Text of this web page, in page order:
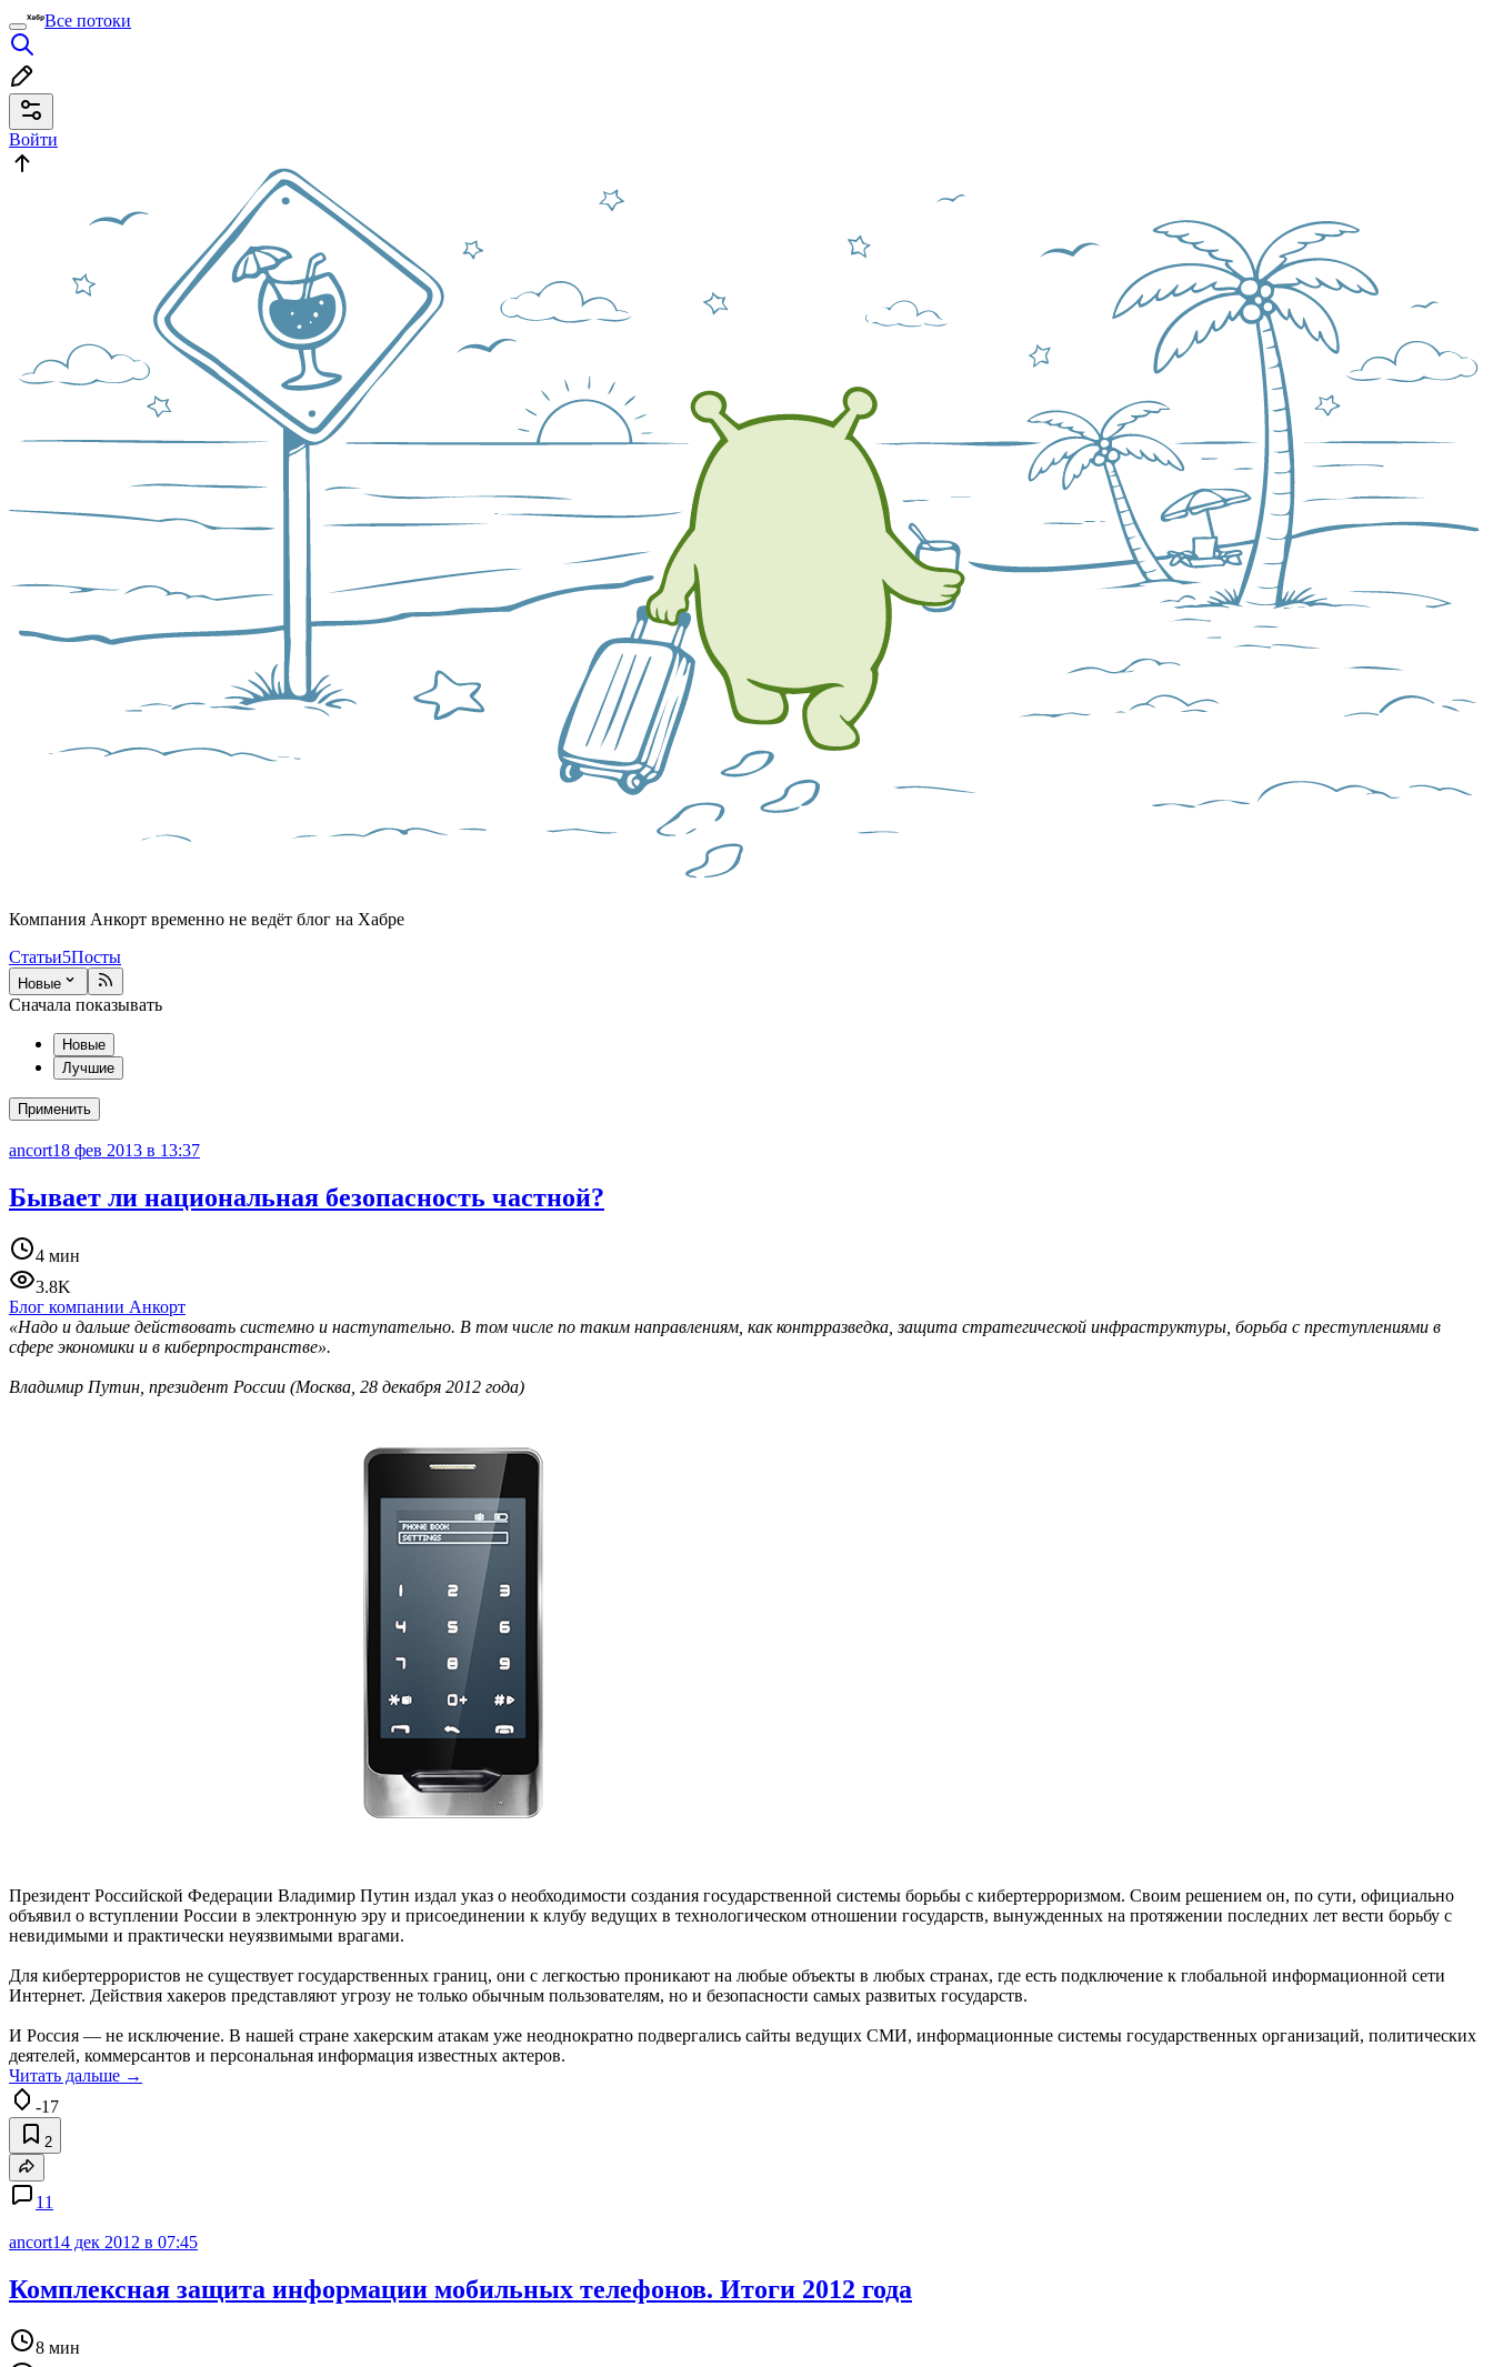
Все потоки
Войти
Компания Анкорт временно не ведёт блог на Хабре
Статьи5Посты
Новые
Сначала показывать
Новые
Лучшие
Применить
ancort18 фев 2013 в 13:37
Бывает ли национальная безопасность частной?
4 мин
3.8K
Блог компании Анкорт
«Надо и дальше действовать системно и наступательно. В том числе по таким направлениям, как контрразведка, защита стратегической инфраструктуры, борьба с преступлениями в
сфере экономики и в киберпространстве».
Владимир Путин, президент России (Москва, 28 декабря 2012 года)
Президент Российской Федерации Владимир Путин издал указ о необходимости создания государственной системы борьбы с кибертерроризмом. Своим решением он, по сути, официально
объявил о вступлении России в электронную эру и присоединении к клубу ведущих в технологическом отношении государств, вынужденных на протяжении последних лет вести борьбу с
невидимыми и практически неуязвимыми врагами.
Для кибертеррористов не существует государственных границ, они с легкостью проникают на любые объекты в любых странах, где есть подключение к глобальной информационной сети
Интернет. Действия хакеров представляют угрозу не только обычным пользователям, но и безопасности самых развитых государств.
И Россия — не исключение. В нашей стране хакерским атакам уже неоднократно подвергались сайты ведущих СМИ, информационные системы государственных организаций, политических
деятелей, коммерсантов и персональная информация известных актеров.
Читать дальше →
-17
2
11
ancort14 дек 2012 в 07:45
Комплексная защита информации мобильных телефонов. Итоги 2012 года
8 мин